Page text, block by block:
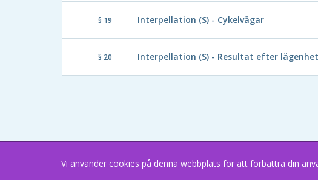
§ 19 Interpellation (S) - Cykelvägar
§ 20 Interpellation (S) - Resultat efter
Copyright В© 2026
Vi använder cookies på denna webbplats för att förbättra din